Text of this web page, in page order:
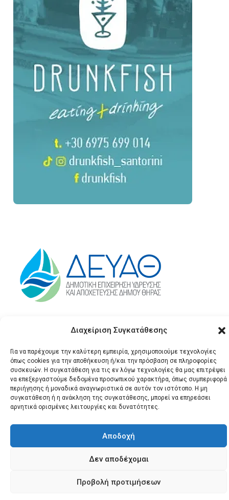
Διαχείριση Συγκατάθεσης
Για να παρέχουμε την καλύτερη εμπειρία, χρησιμοποιούμε τεχνολογίες
όπως cookies για την αποθήκευση ή/και την πρόσβαση σε πληροφορίες
συσκευών. Η συγκατάθεση για τις εν λόγω τεχνολογίες θα μας επιτρέψει
να επεξεργαστούμε δεδομένα προσωπικού χαρακτήρα, όπως συμπεριφορά
περιήγησης ή μοναδικά αναγνωριστικά σε αυτόν τον ιστότοπο. Η μη
συγκατάθεση ή η ανάκληση της συγκατάθεσης, μπορεί να επηρεάσει
αρνητικά ορισμένες λειτουργίες και δυνατότητες.
Αποδοχή
Δεν αποδέχομαι
Προβολή προτιμήσεων
© 2026 Santonews - Όλα
τα δικαιώματα